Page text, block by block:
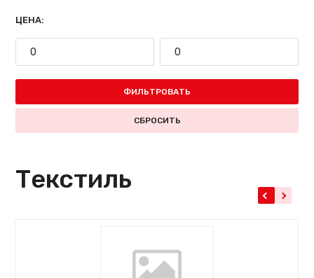
ЦЕНА:
ФИЛЬТРОВАТЬ
СБРОСИТЬ
Текстиль